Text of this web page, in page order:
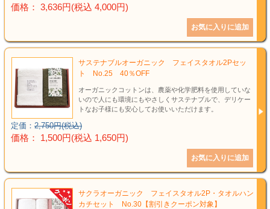
価格： 3,636円(税込 4,000円)
サステナブルオーガニック フェイスタオル2Pセッ
ト No.25 40％OFF
オーガニックコットンは、農薬や化学肥料を使用していな
いので人にも環境にもやさしくサステナブルで、デリケー
トなお子様にも安心してお使いいただけます。
定価： 2,750円(税込)
価格： 1,500円(税込 1,650円)
サクラオーガニック フェイスタオル2P・タオルハン
カチセット No.30【割引きクーポン対象】